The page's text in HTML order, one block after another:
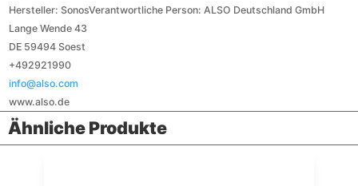
Hersteller: SonosVerantwortliche Person:ALSO Deutschland GmbH
Lange Wende 43
DE 59494 Soest
+492921990
info@also.com
www.also.de
Ähnliche Produkte